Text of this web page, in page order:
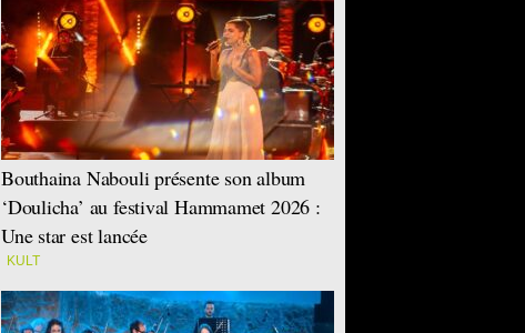
Bouthaina Nabouli présente son album
‘Doulicha’ au festival Hammamet 2026 :
Une star est lancée
KULT